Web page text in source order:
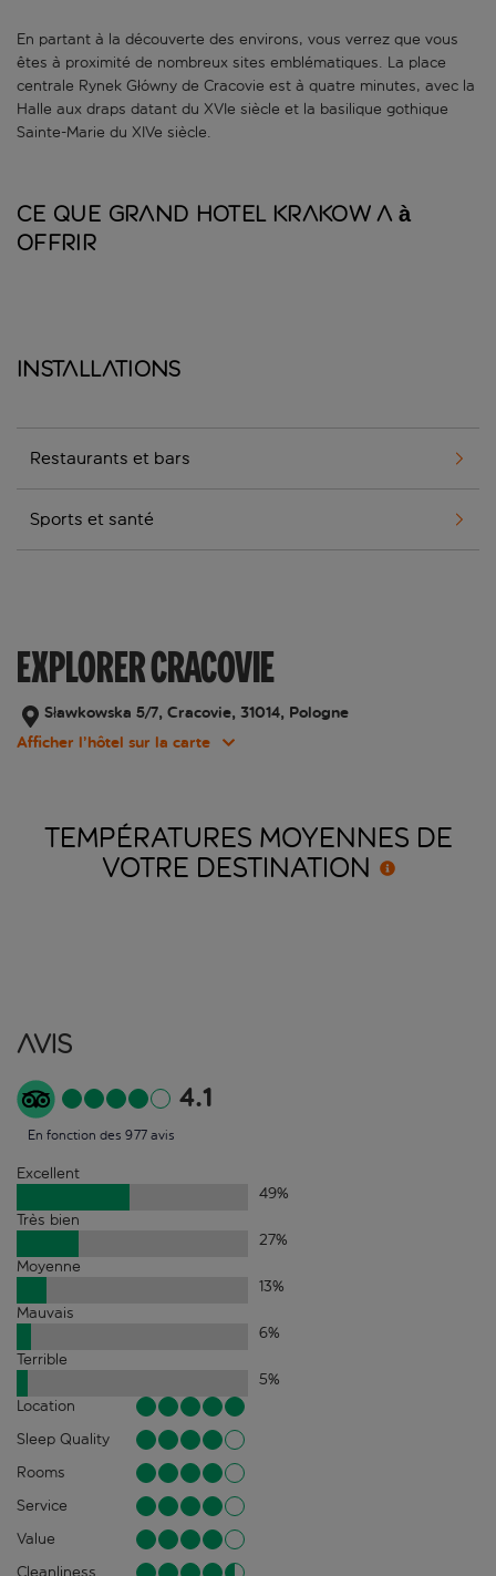
En partant à la découverte des environs, vous verrez que vous
êtes à proximité de nombreux sites emblématiques. La place
centrale Rynek Główny de Cracovie est à quatre minutes, avec la
Halle aux draps datant du XVIe siècle et la basilique gothique
Sainte-Marie du XIVe siècle.
Ce que Grand Hotel Krakow a à
offrir
Installations
Restaurants et bars
Sports et santé
EXPLORER CRACOVIE
Sławkowska 5/7, Cracovie, 31014, Pologne
Afficher l’hôtel sur la carte
TEMPÉRATURES MOYENNES DE
VOTRE DESTINATION
Avis
4.1
En fonction des 977 avis
Excellent
49%
Très bien
27%
Moyenne
13%
Mauvais
6%
Terrible
5%
Location
Sleep Quality
Rooms
Service
Value
Cleanliness